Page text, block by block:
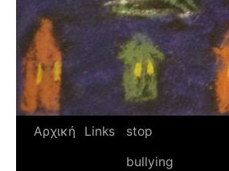
Αρχική Links
stop
bullying